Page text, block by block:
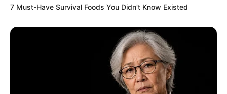
7 Must-Have Survival Foods You Didn't Know Existed